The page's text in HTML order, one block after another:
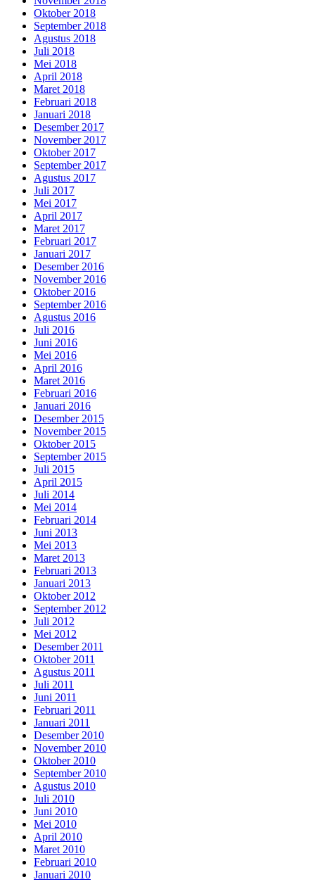
Oktober 2018
September 2018
Agustus 2018
Juli 2018
Mei 2018
April 2018
Maret 2018
Februari 2018
Januari 2018
Desember 2017
November 2017
Oktober 2017
September 2017
Agustus 2017
Juli 2017
Mei 2017
April 2017
Maret 2017
Februari 2017
Januari 2017
Desember 2016
November 2016
Oktober 2016
September 2016
Agustus 2016
Juli 2016
Juni 2016
Mei 2016
April 2016
Maret 2016
Februari 2016
Januari 2016
Desember 2015
November 2015
Oktober 2015
September 2015
Juli 2015
April 2015
Juli 2014
Mei 2014
Februari 2014
Juni 2013
Mei 2013
Maret 2013
Februari 2013
Januari 2013
Oktober 2012
September 2012
Juli 2012
Mei 2012
Desember 2011
Oktober 2011
Agustus 2011
Juli 2011
Juni 2011
Februari 2011
Januari 2011
Desember 2010
November 2010
Oktober 2010
September 2010
Agustus 2010
Juli 2010
Juni 2010
Mei 2010
April 2010
Maret 2010
Februari 2010
Januari 2010